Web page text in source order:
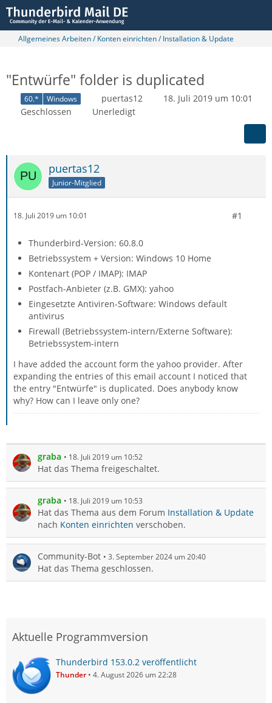
Allgemeines Arbeiten / Konten einrichten / Installation & Update
"Entwürfe" folder is duplicated
60.* Windows puertas12
18. Juli 2019 um 10:01
Geschlossen
Unerledigt
puertas12
Junior-Mitglied
18. Juli 2019 um 10:01 #1
Thunderbird-Version: 60.8.0
Betriebssystem + Version: Windows 10 Home
Kontenart (POP / IMAP): IMAP
Postfach-Anbieter (z.B. GMX): yahoo
Eingesetzte Antiviren-Software: Windows default
antivirus
Firewall (Betriebssystem-intern/Externe Software):
Betriebssystem-intern
I have added the account form the yahoo provider. After
expanding the entries of this email account I noticed that
the entry "Entwürfe" is duplicated. Does anybody know
why? How can I leave only one?
graba 18. Juli 2019 um 10:52
Hat das Thema freigeschaltet.
graba 18. Juli 2019 um 10:53
Hat das Thema aus dem Forum Installation & Update
nach Konten einrichten verschoben.
Community-Bot 3. September 2024 um 20:40
Hat das Thema geschlossen.
Aktuelle Programmversion
Thunderbird 153.0.2 veröffentlicht
Thunder 4. August 2026 um 22:28